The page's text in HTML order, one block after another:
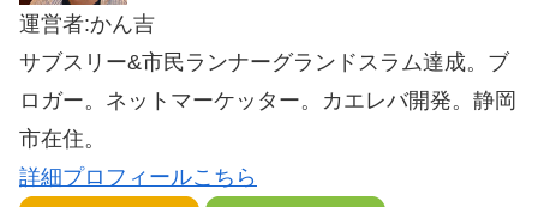
運営者:かん吉
サブスリー&市民ランナーグランドスラム達成。ブ
ロガー。ネットマーケッター。カエレバ開発。静岡
市在住。
詳細プロフィールこちら